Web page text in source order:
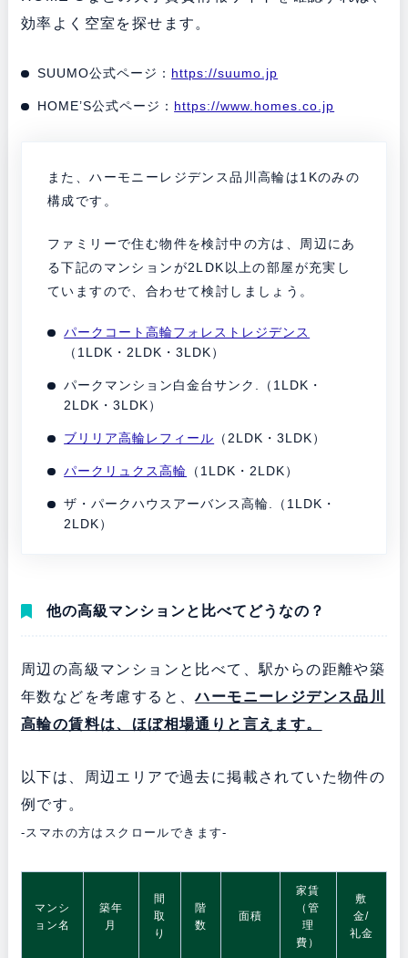
効率よく空室を探せます。
SUUMO公式ページ： https://suumo.jp
HOME’S公式ページ： https://www.homes.co.jp
また、ハーモニーレジデンス品川高輪は1Kのみの
構成です。
ファミリーで住む物件を検討中の方は、周辺にあ
る下記のマンションが2LDK以上の部屋が充実し
ていますので、合わせて検討しましょう。
パークコート高輪フォレストレジデンス
（1LDK・2LDK・3LDK）
パークマンション白金台サンク.（1LDK・
2LDK・3LDK）
ブリリア高輪レフィール （2LDK・3LDK）
パークリュクス高輪 （1LDK・2LDK）
ザ・パークハウスアーバンス高輪.（1LDK・
2LDK）
他の高級マンションと比べてどうなの？
周辺の高級マンションと比べて、駅からの距離や築
年数などを考慮すると、ハーモニーレジデンス品川
高輪の賃料は、ほぼ相場通りと言えます。
以下は、周辺エリアで過去に掲載されていた物件の
例です。
-スマホの方はスクロールできます-
マンシ
ョン名
築年
月
間
取
り
階
数
面積
家賃
（管
理
費）
敷
金/
礼金